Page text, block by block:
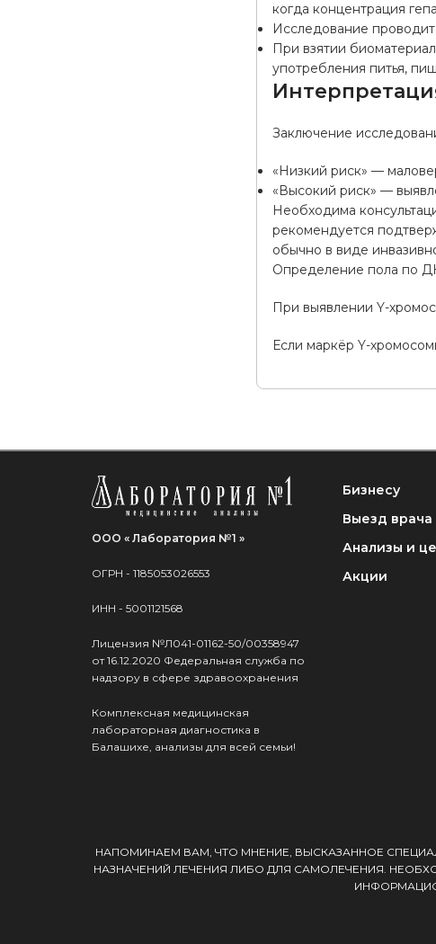
когда концентрация
Исследование
При взятии
употребления питья,
Заключение
«Низкий риск» —
«Высокий риск» —
Необходима
рекомендуется
обычно в виде
Определение пола по
При выявлении Y-
Если маркёр Y-
ООО « Лаборатория №1 »
ОГРН - 1185053026553
ИНН - 5001121568
Лицензия №Л041-01162-50/00358947
от 16.12.2020 Федеральная служба по
надзору в сфере здравоохранения
Комплексная медицинская
лабораторная диагностика в
Балашихе, анализы для всей семьи!
Бизнесу
Выезд
Анализы и
Акции
НАПОМИНАЕМ ВАМ, ЧТО МНЕНИЕ, ВЫСКАЗАННОЕ
НАЗНАЧЕНИЙ ЛЕЧЕНИЯ ЛИБО ДЛЯ САМОЛЕЧЕНИЯ.